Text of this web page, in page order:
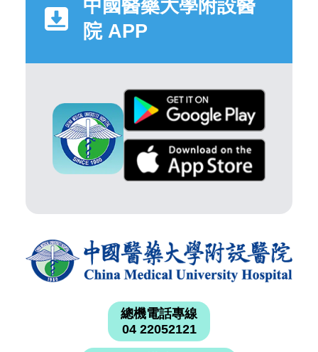
中國醫藥大學附設醫
院 APP
總機電話專線
04 22052121